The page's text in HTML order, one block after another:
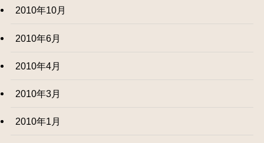
2010年10月
2010年6月
2010年4月
2010年3月
2010年1月